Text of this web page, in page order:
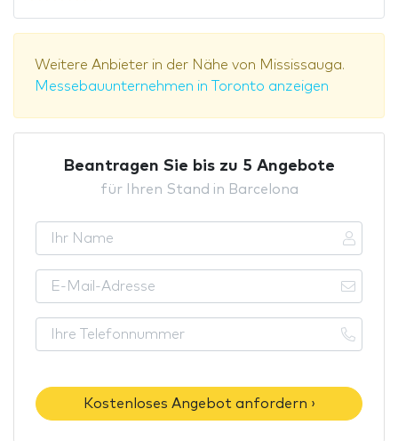
Weitere Anbieter in der Nähe von Mississauga.
Messebauunternehmen in Toronto anzeigen
Beantragen Sie bis zu 5 Angebote
für Ihren Stand in Barcelona
Kostenloses Angebot anfordern ›